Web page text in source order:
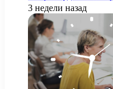
3 недели назад